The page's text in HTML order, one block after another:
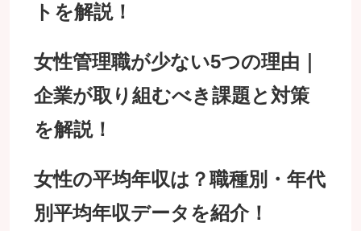
トを解説！
女性管理職が少ない5つの理由｜
企業が取り組むべき課題と対策
を解説！
女性の平均年収は？職種別・年代
別平均年収データを紹介！